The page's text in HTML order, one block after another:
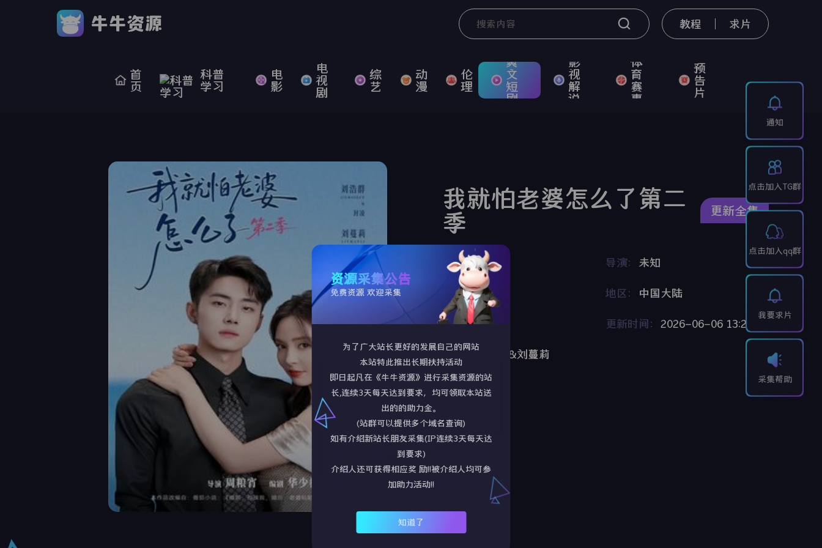
教程 求片
首
页
科普
学习
电
影
电
视
剧
综
艺
动
漫
伦
理
爽
文
短
剧
影
视
解
说
体
育
赛
事
预
告
片
我就怕老婆怎么了第二
季
更新全集
类型： 未知 导演： 未知
年代：2026 地区： 中国大陆
语言：未知 更新时间： 2026-06-06 13:25:16
演员：刘浩群&刘蔓莉
TAG标签：
剧情简介：
通知
点击加入TG群
点击加入qq群
我要求片
采集帮助
资源采集公告
免费资源 欢迎采集
为了广大站长更好的发展自己的网站
本站特此推出长期扶持活动
即日起凡在《牛牛资源》进行采集资源的站
长,连续3天每天达到要求，均可领取本站送
出的的助力金。
(站群可以提供多个域名查询)
如有介绍新站长朋友采集(IP连续3天每天达
到要求)
介绍人还可获得相应奖 励!!被介绍人均可参
加助力活动!!
知道了